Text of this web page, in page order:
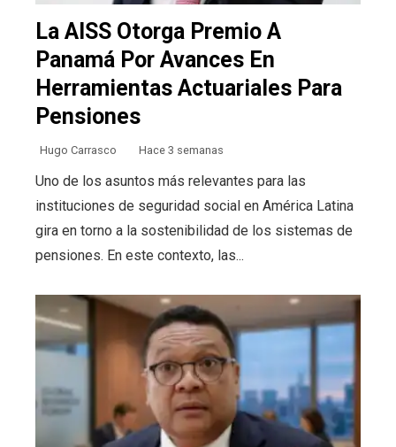
La AISS Otorga Premio A
Panamá Por Avances En
Herramientas Actuariales Para
Pensiones
Hugo Carrasco Hace 3 semanas
Uno de los asuntos más relevantes para las
instituciones de seguridad social en América Latina
gira en torno a la sostenibilidad de los sistemas de
pensiones. En este contexto, las...